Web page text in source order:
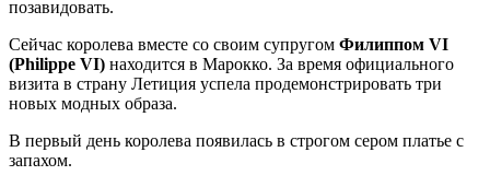
позавидовать.
Сейчас королева вместе со своим супругом Филиппом VI
(Philippe VI) находится в Марокко. За время официального
визита в страну Летиция успела продемонстрировать три
новых модных образа.
В первый день королева появилась в строгом сером платье с
запахом.